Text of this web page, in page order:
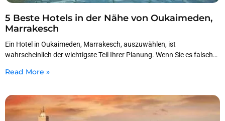
5 Beste Hotels in der Nähe von Oukaimeden,
Marrakesch
Ein Hotel in Oukaimeden, Marrakesch, auszuwählen, ist
wahrscheinlich der wichtigste Teil Ihrer Planung. Wenn Sie es falsch
Read More »